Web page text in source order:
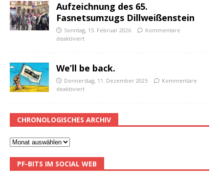
Aufzeichnung des 65.
Fasnetsumzugs Dillweißenstein
Sonntag, 15. Februar 2026
Kommentare
deaktiviert
We’ll be back.
Donnerstag, 11. Dezember 2025
Kommentare
deaktiviert
CHRONOLOGISCHES ARCHIV
PF-BITS IM SOCIAL WEB